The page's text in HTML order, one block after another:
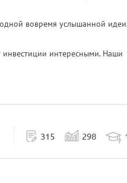
вовремя услышанной идеи.
интересными. Наши
315 298